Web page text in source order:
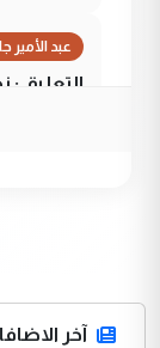
عبد
التعليق :
نتشرف
التعليق
للوزاره
آخر